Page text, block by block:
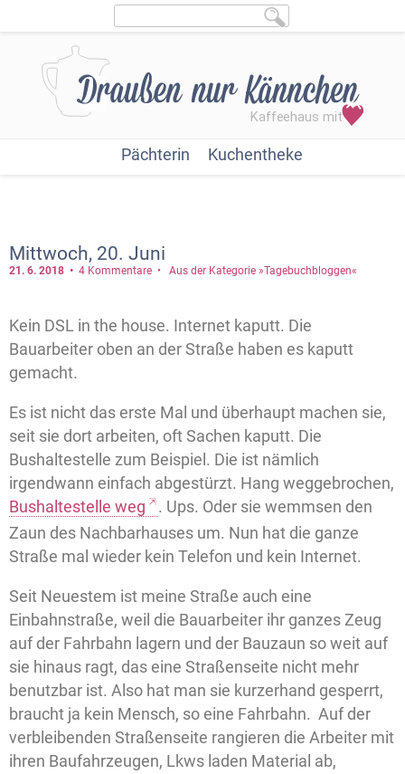
Pächterin Kuchentheke
Mittwoch, 20. Juni
21. 6. 2018 4 Kommentare Aus der Kategorie »Tagebuchbloggen«
Kein DSL in the house. Internet kaputt. Die
Bauarbeiter oben an der Straße haben es kaputt
gemacht.
Es ist nicht das erste Mal und überhaupt machen sie,
seit sie dort arbeiten, oft Sachen kaputt. Die
Bushaltestelle zum Beispiel. Die ist nämlich
irgendwann einfach abgestürzt. Hang weggebrochen,
Bushaltestelle weg
. Ups. Oder sie wemmsen den
Zaun des Nachbarhauses um. Nun hat die ganze
Straße mal wieder kein Telefon und kein Internet.
Seit Neuestem ist meine Straße auch eine
Einbahnstraße, weil die Bauarbeiter ihr ganzes Zeug
auf der Fahrbahn lagern und der Bauzaun so weit auf
sie hinaus ragt, das eine Straßenseite nicht mehr
benutzbar ist. Also hat man sie kurzerhand gesperrt,
braucht ja kein Mensch, so eine Fahrbahn. Auf der
verbleibenden Straßenseite rangieren die Arbeiter mit
ihren Baufahrzeugen, Lkws laden Material ab,